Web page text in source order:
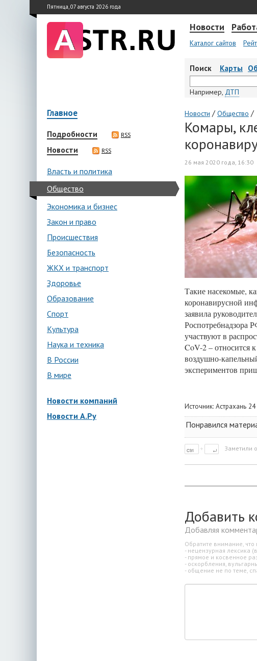
Пятница, 07 августа 2026 года
Новости
Каталог сайтов
Поиск Карты
Например, ДТП
Главное
Подробности RSS
Новости RSS
Власть и политика
Общество
Экономика и бизнес
Закон и право
Происшествия
Безопасность
ЖКХ и транспорт
Здоровье
Образование
Спорт
Культура
Наука и техника
В России
В мире
Новости компаний
Новости А.Ру
Новости / Общество /
Комары,
26 мая 2020 года, 16:30
Такие насекомые,
коронавирусной
заявила
Роспотребнадзора
участвуют в
CoV-2 – относится
воздушно-
экспериментов
Источник: Астрахань 24
Понравился
Заметили
Добавить
Добавляя
Обратите внимание,
- нецензурная лексика
- прямое и косвенное
- оскорбления,
- общение не по теме,